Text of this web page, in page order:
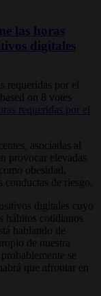
las horas
digitales
requeridas por el
based on 8 votes
asociadas al
provocar elevadas
obesidad,
de riesgo.
digitales cuyo
hábitos cotidianos
hablando de
de nuestra
se
que afrontar en